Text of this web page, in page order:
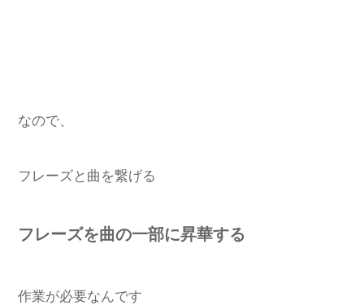
なので、
フレーズと曲を繋げる
フレーズを曲の一部に昇華する
作業が必要なんです